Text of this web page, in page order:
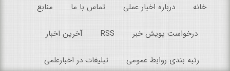
خانه درباره اخبار عملی تماس با ما منابع
درخواست پویش خبر RSS آخرین اخبار
رتبه بندی روابط عمومی تبلیغات در اخبارعلمی